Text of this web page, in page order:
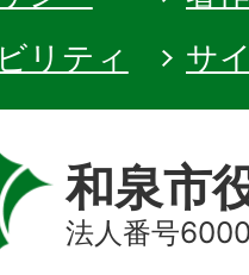
リティ
サ
和泉市
法人番号